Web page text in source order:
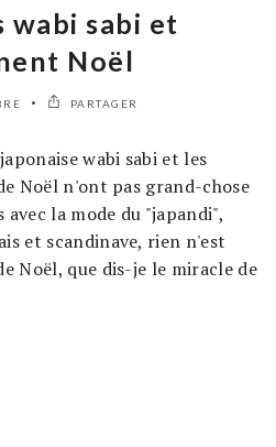
wabi sabi et
Noël
PARTAGER
wabi sabi et les
Noël n'ont pas grand-chose
la mode du "japandi",
et scandinave, rien n'est
Noël, que dis-je le miracle de